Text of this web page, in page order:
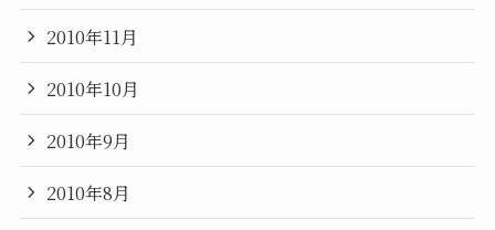
2010年11月
2010年10月
2010年9月
2010年8月